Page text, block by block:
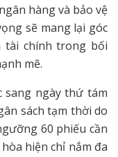
hàng và bảo vệ
sẽ mang lại góc
tài chính trong bối
mẽ.
sang ngày thứ tám
sách tạm thời do
60 phiếu cần
hiện chỉ nắm đa